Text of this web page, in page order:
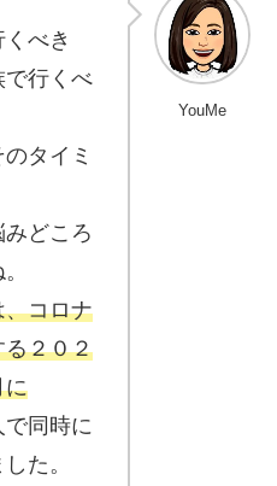
YouMe
べき
で行くべ
のタイミ
みどころ
、コロナ
る２０２
に
で同時に
た。